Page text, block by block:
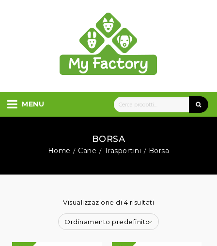
MENU
BORSA
Home / Cane / Trasportini / Borsa
Visualizzazione di 4 risultati
Ordinamento predefinito